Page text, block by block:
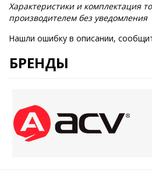
Характеристики и комплектация
производителем без уведомления
Нашли ошибку в описании,
БРЕНДЫ